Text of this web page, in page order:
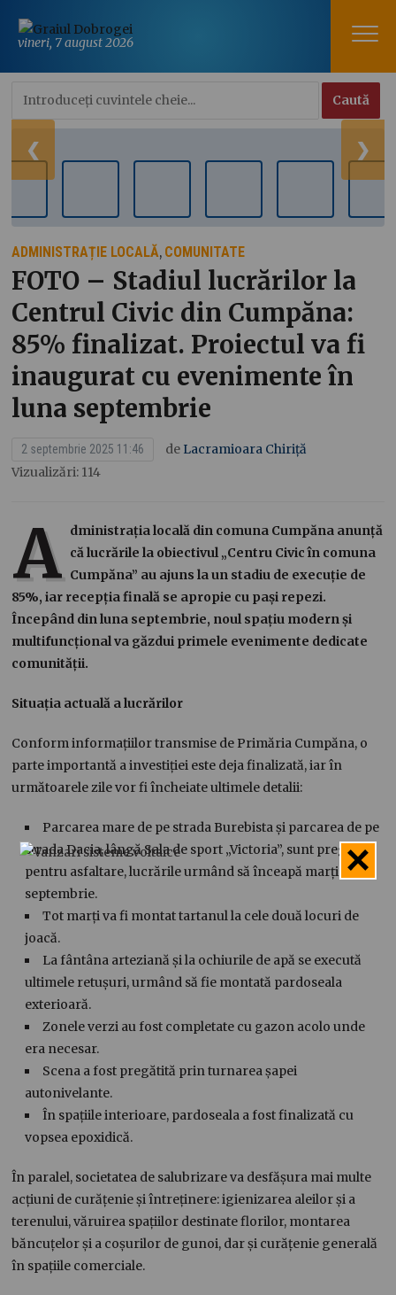
vineri, 7 august 2026
❮ ❯
ADMINISTRAȚIE LOCALĂ, COMUNITATE
FOTO – Stadiul lucrărilor la
Centrul Civic din Cumpăna:
85% finalizat. Proiectul va fi
inaugurat cu evenimente în
luna septembrie
2 septembrie 2025 11:46 de Lacramioara Chiriță
Vizualizări: 114
A dministrația locală din comuna Cumpăna anunță
că lucrările la obiectivul „Centru Civic în comuna
Cumpăna” au ajuns la un stadiu de execuție de
85%, iar recepția finală se apropie cu pași repezi.
Începând din luna septembrie, noul spațiu modern și
multifuncțional va găzdui primele evenimente dedicate
comunității.
Situația actuală a lucrărilor
Conform informațiilor transmise de Primăria Cumpăna, o
parte importantă a investiției este deja finalizată, iar în
următoarele zile vor fi încheiate ultimele detalii:
Parcarea mare de pe strada Burebista și parcarea de pe
strada Dacia, lângă Sala de sport „Victoria”, sunt pregătite
pentru asfaltare, lucrările urmând să înceapă marți 2
septembrie.
Tot marți va fi montat tartanul la cele două locuri de
joacă.
La fântâna arteziană și la ochiurile de apă se execută
ultimele retușuri, urmând să fie montată pardoseala
exterioară.
Zonele verzi au fost completate cu gazon acolo unde
era necesar.
Scena a fost pregătită prin turnarea șapei
autonivelante.
În spațiile interioare, pardoseala a fost finalizată cu
vopsea epoxidică.
În paralel, societatea de salubrizare va desfășura mai multe
acțiuni de curățenie și întreținere: igienizarea aleilor și a
terenului, văruirea spațiilor destinate florilor, montarea
băncuțelor și a coșurilor de gunoi, dar și curățenie generală
în spațiile comerciale.